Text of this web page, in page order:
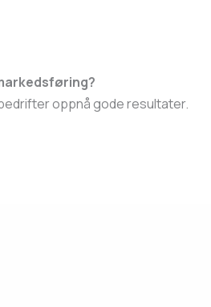
oppnå gode resultater.